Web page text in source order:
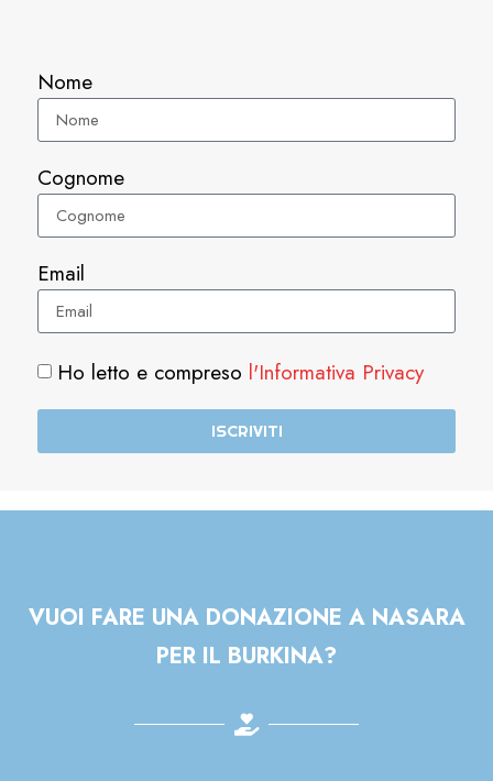
Nome
Cognome
Email
Ho letto e compreso l'Informativa Privacy
ISCRIVITI
VUOI FARE UNA DONAZIONE A NASARA
PER IL BURKINA?